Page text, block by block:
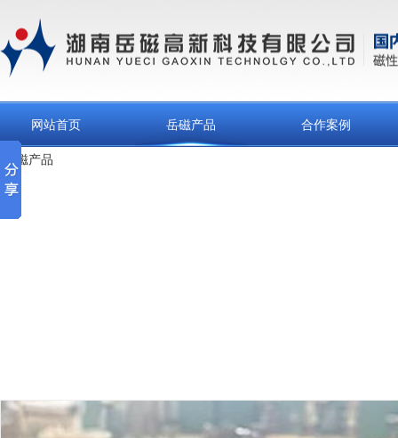
网站首页 岳磁产品 合作案例
岳磁产品